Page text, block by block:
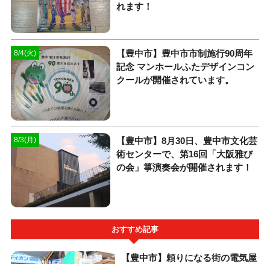
れます！
8/4(火)
【豊中市】豊中市市制施行90周年
記念 マンホールふたデザインコン
クールが開催されています。
8/3(月)
【豊中市】8月30日、豊中市文化芸
術センターで、第16回「大阪雅び
の会」箏演奏会が開催されます！
おすすめ記事
【豊中市】頼りになる街の電気屋